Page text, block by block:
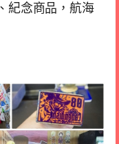
紀念商品，航海